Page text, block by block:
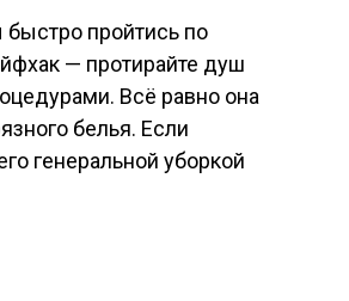
пройтись по
— протирайте душ
Всё равно она
белья. Если
генеральной уборкой